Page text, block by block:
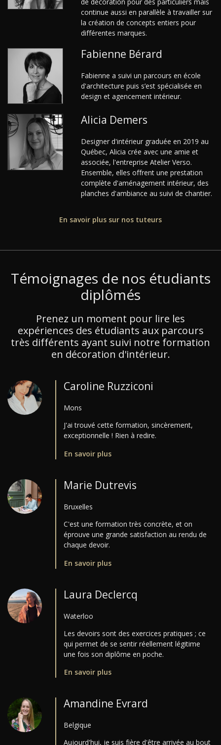
continue aussi en parallèle à travailler sur
la création de concepts entiers pour
différentes marques.
Fabienne Bérard
Fabienne a suivi un parcours en école
d'architecture puis s’est spécialisée en
design et agencement intérieur.
Alicia Demers
Designer d'intérieur graduée en 2019 au
Québec, Alicia crée avec une amie et
associée, l'entreprise Atelier Verso.
Ensemble, elles offrent une prestation
complète d'aménagement intérieur, des
planches d'ambiance au suivi de chantier.
En savoir plus sur nos tuteurs
Témoignages de nos étudiants
diplômés
Prenez un moment pour lire les
expériences des étudiants aux parcours
très différents ayant suivi notre formation
en décoration d'intérieur.
Caroline Ruzziconi
Mons
J'ai trouvé cette formation, sincèrement,
exceptionnelle ! Rien à redire.
En savoir plus
Marie Dutrevis
Bruxelles
C'est une formation très concrète, et on
éprouve une grande satisfaction au rendu de
chaque devoir.
En savoir plus
Laura Declercq
Waterloo
Les devoirs sont des exercices pratiques ; ce
qui permet de se sentir réellement légitime
une fois son diplôme en poche.
En savoir plus
Amandine Evrard
Belgique
Aujourd'hui, je suis fière d'être arrivée au bout